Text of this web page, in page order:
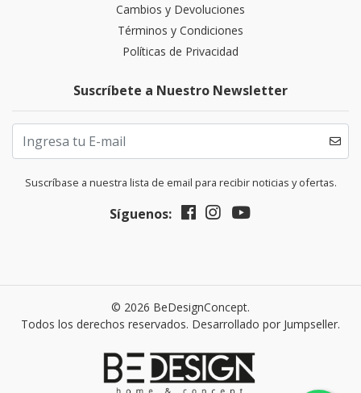
Cambios y Devoluciones
Términos y Condiciones
Políticas de Privacidad
Suscríbete a Nuestro Newsletter
Suscríbase a nuestra lista de email para recibir noticias y ofertas.
Síguenos:
© 2026 BeDesignConcept.
Todos los derechos reservados. Desarrollado por Jumpseller.